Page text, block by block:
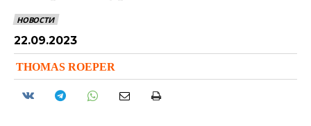
НОВОСТИ
22.09.2023
THOMAS ROEPER